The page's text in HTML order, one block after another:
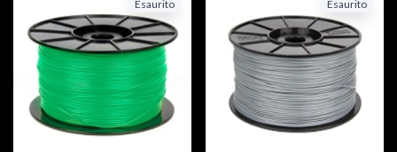
Esaurito Esaurito